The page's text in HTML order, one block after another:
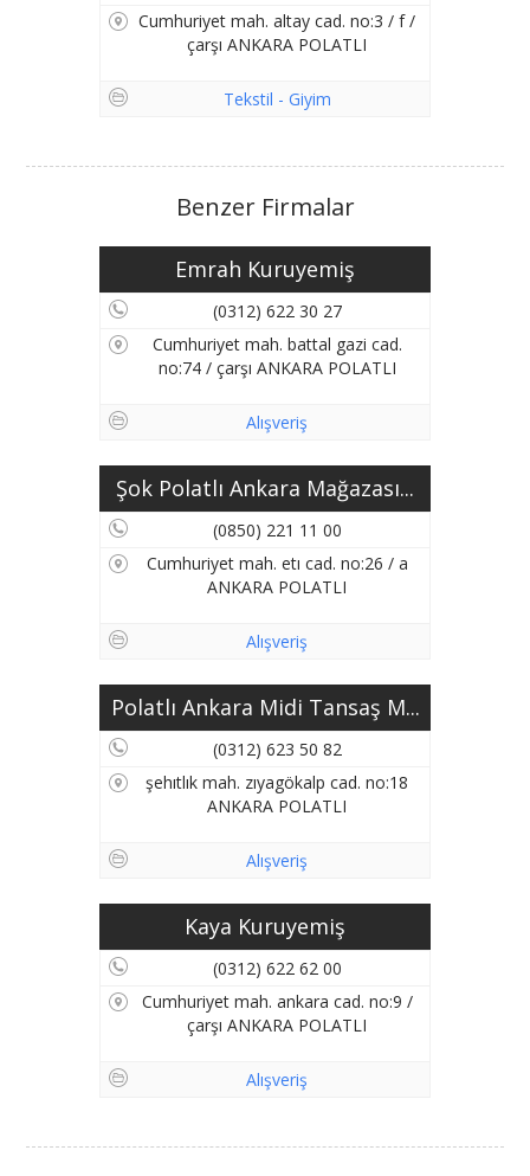
Cumhuriyet mah. altay cad. no:3 / f /
çarşı ANKARA POLATLI
Tekstil - Giyim
Benzer Firmalar
Emrah Kuruyemiş
(0312) 622 30 27
Cumhuriyet mah. battal gazi cad.
no:74 / çarşı ANKARA POLATLI
Alışveriş
Şok Polatlı Ankara Mağazası...
(0850) 221 11 00
Cumhuriyet mah. etı cad. no:26 / a
ANKARA POLATLI
Alışveriş
Polatlı Ankara Midi Tansaş M...
(0312) 623 50 82
şehıtlık mah. zıyagökalp cad. no:18
ANKARA POLATLI
Alışveriş
Kaya Kuruyemiş
(0312) 622 62 00
Cumhuriyet mah. ankara cad. no:9 /
çarşı ANKARA POLATLI
Alışveriş